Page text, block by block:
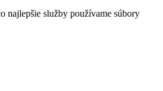
najlepšie služby používame súbory